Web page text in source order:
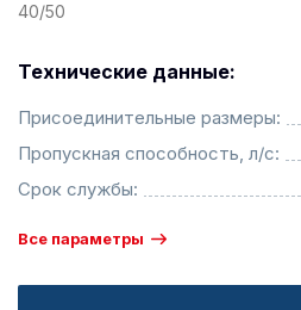
40/50
Технические данные:
Присоединительные размеры:
Пропускная способность, л/с:
Срок службы:
Все параметры